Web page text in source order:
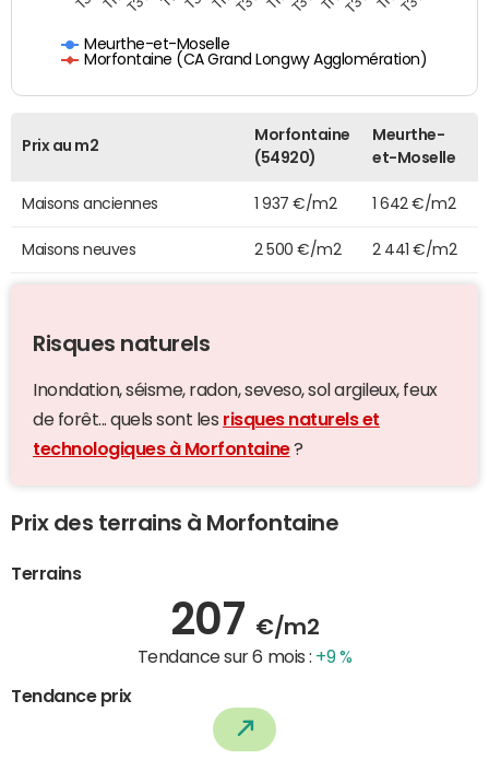
Meurthe-et-Moselle
Morfontaine (CA Grand Longwy Agglomération)
Prix au m2
Morfontaine
(54920)
Meurthe-
et-Moselle
Maisons anciennes 1 937 €/m2 1 642 €/m2
Maisons neuves 2 500 €/m2 2 441 €/m2
Risques naturels
Inondation, séisme, radon, seveso, sol argileux, feux
de forêt... quels sont les risques naturels et
technologiques à Morfontaine?
Prix des terrains à Morfontaine
Terrains
207 €/m2
Tendance sur 6 mois : +9 %
Tendance prix